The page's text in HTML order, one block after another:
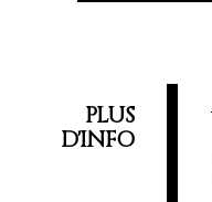
PLUS
D'INFO